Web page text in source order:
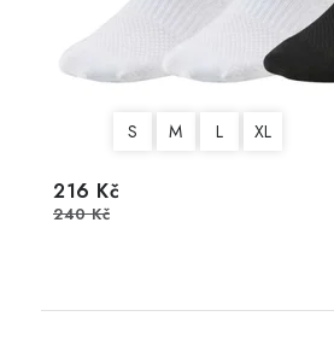
S M L XL
216 Kč
240 Kč